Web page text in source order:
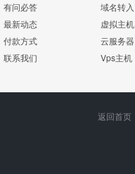
有问必答
最新动态
付款方式
联系我们
域名转入
虚拟主机
云服务器
Vps主机
返回首页